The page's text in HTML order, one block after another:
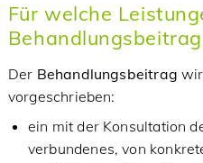
Für welche
Der Behandlungsbeitrag
vorgeschrieben:
ein mit der Konsultation
verbundenes, von